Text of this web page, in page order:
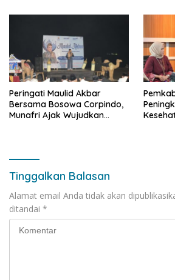
Peringati Maulid Akbar
Bersama Bosowa Corpindo,
Munafri Ajak Wujudkan
Tinggalkan Balasan
Alamat email Anda tidak akan
ditandai *